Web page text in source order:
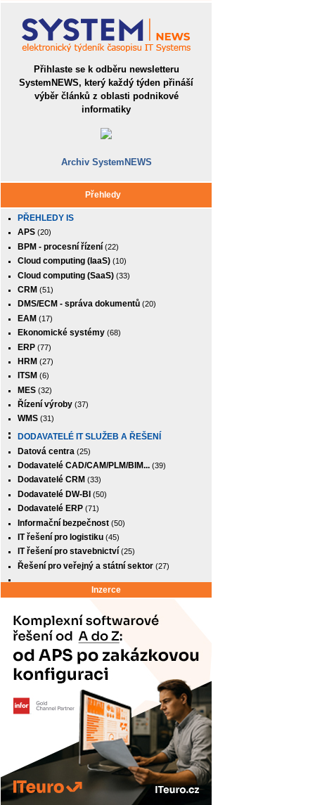
Přihlaste se k odběru newsletteru
SystemNEWS, který každý týden přináší
výběr článků z oblasti podnikové
informatiky
Archiv SystemNEWS
Přehledy
PŘEHLEDY IS
APS (20)
BPM - procesní řízení (22)
Cloud computing (IaaS) (10)
Cloud computing (SaaS) (33)
CRM (51)
DMS/ECM - správa dokumentů (20)
EAM (17)
Ekonomické systémy (68)
ERP (77)
HRM (27)
ITSM (6)
MES (32)
Řízení výroby (37)
WMS (31)
DODAVATELÉ IT SLUŽEB A ŘEŠENÍ
Datová centra (25)
Dodavatelé CAD/CAM/PLM/BIM... (39)
Dodavatelé CRM (33)
Dodavatelé DW-BI (50)
Dodavatelé ERP (71)
Informační bezpečnost (50)
IT řešení pro logistiku (45)
IT řešení pro stavebnictví (25)
Řešení pro veřejný a státní sektor (27)
Inzerce